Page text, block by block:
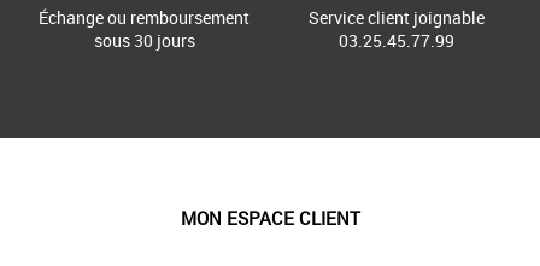
Échange ou remboursement
sous 30 jours
Service client joignable
03.25.45.77.99
MON ESPACE CLIENT